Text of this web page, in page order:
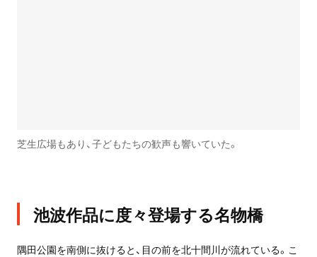
芝生広場もあり、子どもたちの歓声も響いていた。
池波作品に度々登場する名物橋
隅田公園を南側に抜けると、目の前を北十間川が流れている。こ